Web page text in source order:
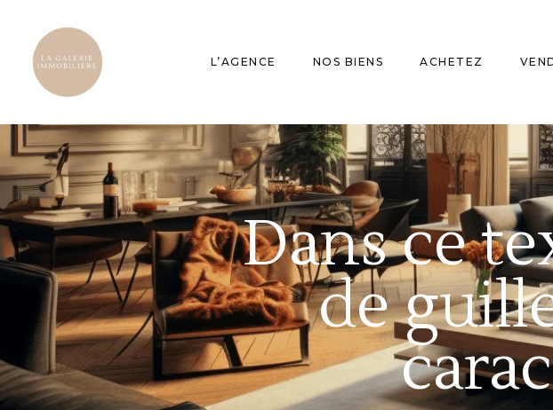
L’AGENCE NOS BIENS ACHETEZ
Dans ce
de